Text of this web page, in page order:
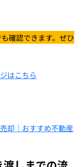
確認できます。ぜひ
はこちら
却｜おすすめ不動産